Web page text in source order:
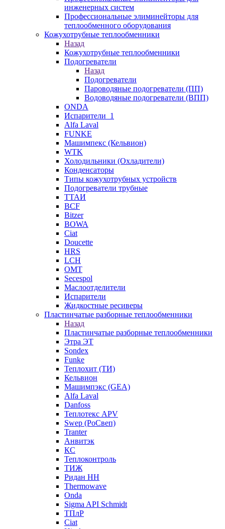
инженерных систем
Профессиональные элиминейторы для
теплообменного оборудования
Кожухотрубные теплообменники
Назад
Кожухотрубные теплообменники
Подогреватели
Назад
Подогреватели
Пароводяные подогреватели (ПП)
Водоводяные подогреватели (ВПП)
ONDA
Испарители_1
Alfa Laval
FUNKE
Машимпекс (Кельвион)
WTK
Холодильники (Охладители)
Конденсаторы
Типы кожухотрубных устройств
Подогреватели трубные
ТТАИ
BCF
Bitzer
BOWA
Ciat
Doucette
HRS
LCH
OMT
Secespol
Маслоотделители
Испарители
Жидкостные ресиверы
Пластинчатые разборные теплообменники
Назад
Пластинчатые разборные теплообменники
Этра ЭТ
Sondex
Funke
Теплохит (ТИ)
Кельвион
Машимпэкс (GEA)
Alfa Laval
Danfoss
Теплотекс APV
Swep (РоСвеп)
Tranter
Анвитэк
КС
Теплоконтроль
ТИЖ
Ридан НН
Thermowave
Onda
Sigma API Schmidt
ТПлР
Ciat